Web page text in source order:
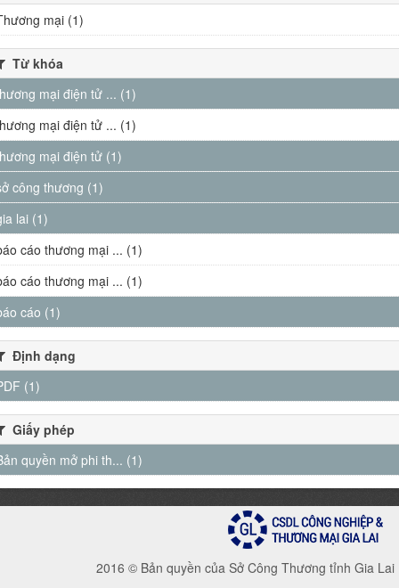
mại (1)
Từ khóa
mại điện tử ... (1)
mại điện tử ... (1)
mại điện tử (1)
công thương (1)
lai (1)
cáo thương mại ... (1)
cáo thương mại ... (1)
cáo (1)
Định dạng
(1)
Giấy phép
quyền mở phi th... (1)
2016 © Bản quyền của Sở Công Thương tỉnh Gia Lai